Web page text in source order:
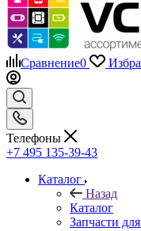
Сравнение
Телефоны
+7 495 135-39-43
Каталог
Назад
Каталог
Запчасти